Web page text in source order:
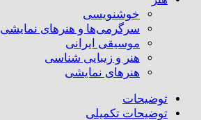
خوشنویسی
سرگرمی‌ها و هنرهای نمایشی
موسیقی ایرانی
هنر و زیبایی شناسی
هنر‌های نمایشی
توضیحات
توضیحات تکمیلی